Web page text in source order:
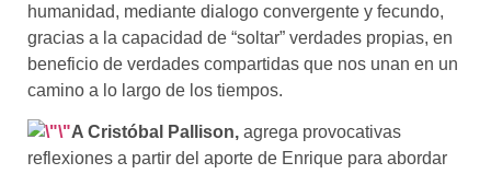
humanidad, mediante dialogo convergente y fecundo,
gracias a la capacidad de “soltar” verdades propias, en
beneficio de verdades compartidas que nos unan en un
camino a lo largo de los tiempos.
A Cristóbal Pallison, agrega provocativas
reflexiones a partir del aporte de Enrique para abordar